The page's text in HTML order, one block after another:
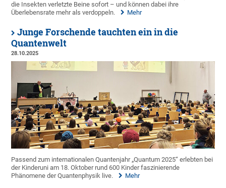
die Insekten verletzte Beine sofort – und können dabei ihre
Überlebensrate mehr als verdoppeln.
Mehr
Junge Forschende tauchten ein in die
Quantenwelt
28.10.2025
Passend zum internationalen Quantenjahr „Quantum 2025“ erlebten bei
der Kinderuni am 18. Oktober rund 600 Kinder faszinierende
Phänomene der Quantenphysik live.
Mehr